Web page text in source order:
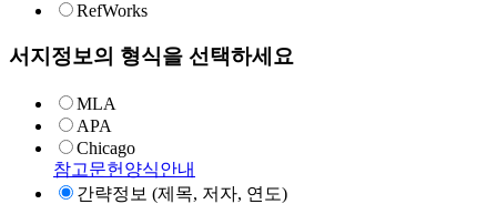
RefWorks
서지정보의 형식을 선택하세요
MLA
APA
Chicago
참고문헌양식안내
간략정보 (제목, 저자, 연도)